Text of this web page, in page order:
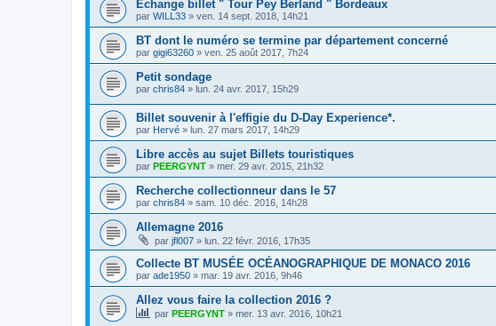
Echange billet " Tour Pey Berland " Bordeaux
par WILL33 » ven. 14 sept. 2018, 14h21
BT dont le numéro se termine par département concerné
par gigi63260 » ven. 25 août 2017, 7h24
Petit sondage
par chris84 » lun. 24 avr. 2017, 15h29
Billet souvenir à l'effigie du D-Day Experience*.
par Hervé » lun. 27 mars 2017, 14h29
Libre accès au sujet Billets touristiques
par PEERGYNT » mer. 29 avr. 2015, 21h32
Recherche collectionneur dans le 57
par chris84 » sam. 10 déc. 2016, 14h28
Allemagne 2016
par jfl007 » lun. 22 févr. 2016, 17h35
Collecte BT MUSÉE OCÉANOGRAPHIQUE DE MONACO 2016
par ade1950 » mar. 19 avr. 2016, 9h46
Allez vous faire la collection 2016 ?
par PEERGYNT » mer. 13 avr. 2016, 10h21